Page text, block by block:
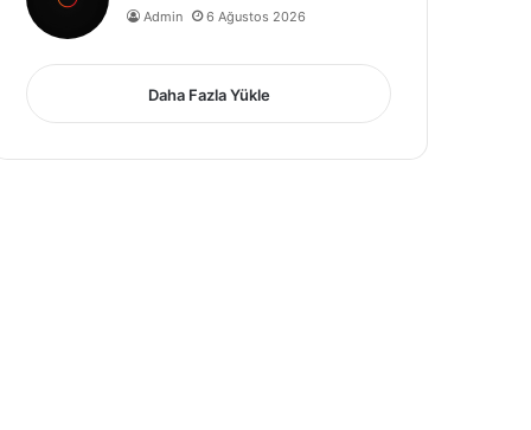
Admin 6 Ağustos 2026
Daha Fazla Yükle